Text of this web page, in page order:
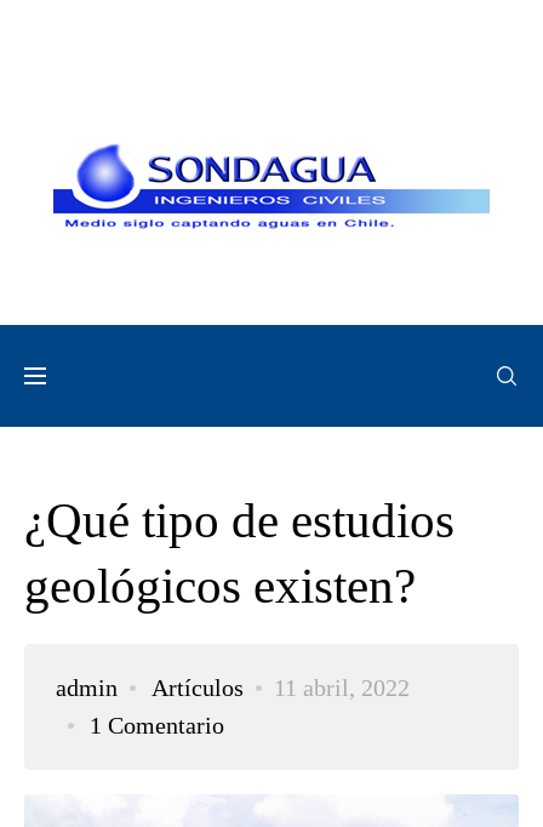
¿Qué tipo de estudios
geológicos existen?
admin Artículos
11 abril, 2022
1 Comentario